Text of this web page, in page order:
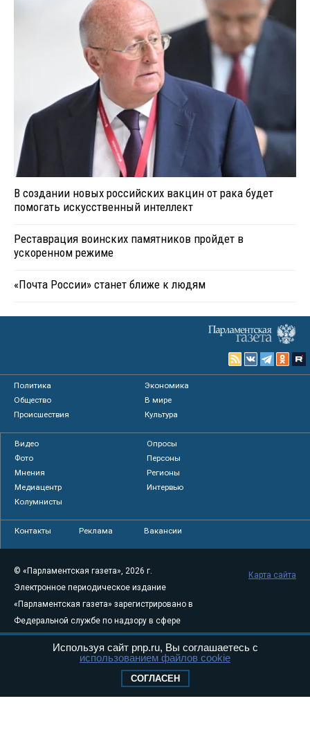
В создании новых российских вакцин от рака будет
помогать искусственный интеллект
Реставрация воинских памятников пройдет в
ускоренном режиме
«Почта России» станет ближе к людям
Политика
Экономика
Общество
В мире
Происшествия
Культура
Видео
Опросы
Фото
Персоны
Мнения
Регионы
Медиацентр
Интервью
Колумнисты
Контакты Реклама Вакансии
© «Парламентская газета», 2026 г.
Электронное периодическое издание
«Парламентская газета» зарегистрировано в
Федеральной службе по надзору в сфере
связи, информационных технологий и
массовых коммуникаций (Роскомнадзор) 05
Свидетельство о регистрации Эл № ФС77-
Карта сайта
Используя сайт pnp.ru, Вы соглашаетесь с
использованием файлов cookie
СОГЛАСЕН